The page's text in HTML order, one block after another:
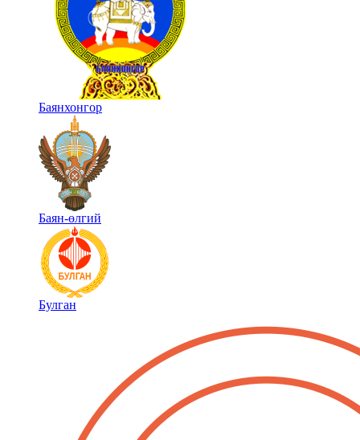
Баянхонгор
Баян-өлгий
Булган